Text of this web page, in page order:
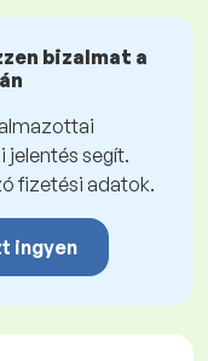
bizalmat a
jelentés segít.
fizetési adatok.
ingyen